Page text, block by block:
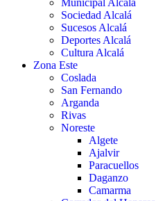
Municipal Alcalá
Sociedad Alcalá
Sucesos Alcalá
Deportes Alcalá
Cultura Alcalá
Zona Este
Coslada
San Fernando
Arganda
Rivas
Noreste
Algete
Ajalvir
Paracuellos
Daganzo
Camarma